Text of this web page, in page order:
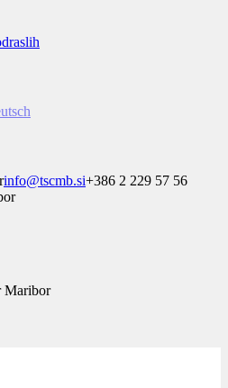
info@tscmb.si+386 2 229 57 56
Maribor